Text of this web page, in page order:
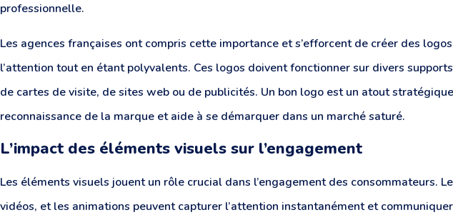
professionnelle.
Les agences françaises ont compris cette importance et s’efforcent de créer des
l’attention tout en étant polyvalents. Ces logos doivent fonctionner sur divers
de cartes de visite, de sites web ou de publicités. Un bon logo est un atout
reconnaissance de la marque et aide à se démarquer dans un marché saturé.
L’impact des éléments visuels sur l’engagement
Les éléments visuels jouent un rôle crucial dans l’engagement des consommateurs.
vidéos, et les animations peuvent capturer l’attention instantanément et